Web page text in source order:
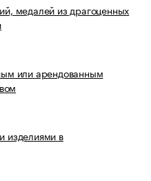
медалей из драгоценных
или арендованным
изделиями в